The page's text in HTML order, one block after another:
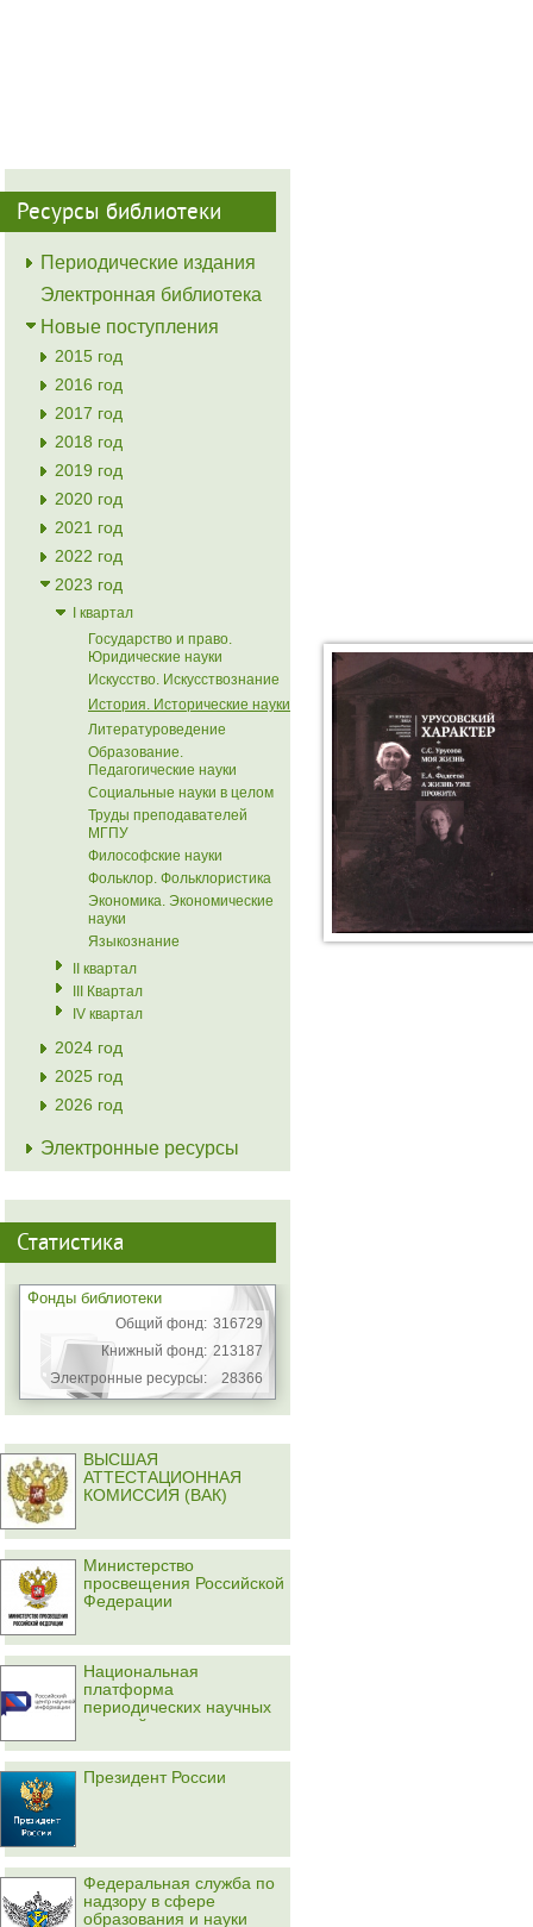
Ресурсы библиотеки
Периодические издания
Электронная библиотека
Новые поступления
2015 год
2016 год
2017 год
2018 год
2019 год
2020 год
2021 год
2022 год
2023 год
I квартал
Государство и право.
Юридические науки
Искусство. Искусствознание
История. Исторические науки
Литературоведение
Образование.
Педагогические науки
Социальные науки в целом
Труды преподавателей
МГПУ
Философские науки
Фольклор. Фольклористика
Экономика. Экономические
науки
Языкознание
II квартал
III Квартал
IV квартал
2024 год
2025 год
2026 год
Электронные ресурсы
Статистика
Фонды библиотеки
Общий фонд: 316729
Книжный фонд: 213187
Электронные ресурсы:
28366
ВЫСШАЯ
АТТЕСТАЦИОННАЯ
КОМИССИЯ (ВАК)
Министерство
просвещения Российской
Федерации
Национальная
платформа
периодических научных
изданий
Президент России
Федеральная служба по
надзору в сфере
образования и науки